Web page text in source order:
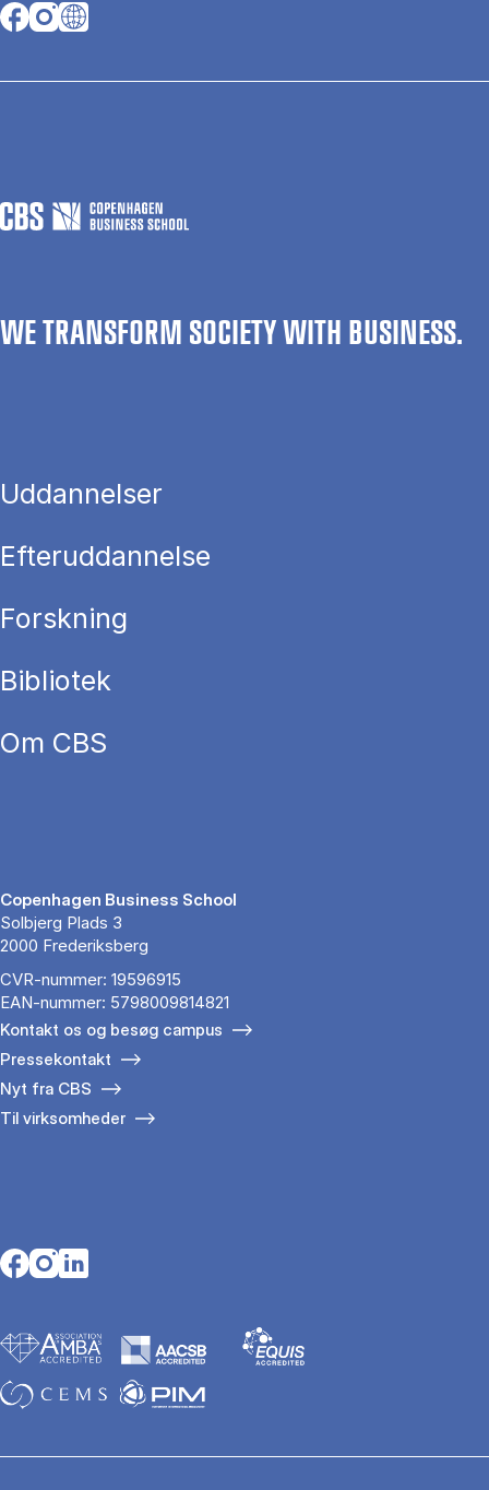
Opens in a new tab
Opens in a new tab
Opens in a new tab
WE TRANSFORM SOCIETY WITH BUSINESS.
Uddannelser
Efteruddannelse
Forskning
Bibliotek
Om CBS
Copenhagen Business School
Solbjerg Plads 3
2000 Frederiksberg
CVR-nummer: 19596915
EAN-nummer: 5798009814821
Kontakt os og besøg campus
Pressekontakt
Nyt fra CBS
Til virksomheder
Opens in a new tab
Opens in a new tab
Opens in a new tab